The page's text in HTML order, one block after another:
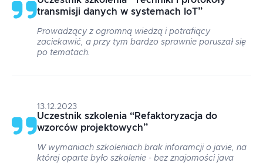
transmisji danych w systemach IoT”
Prowadzący z ogromną wiedzą i potrafiący
zaciekawić, a przy tym bardzo sprawnie poruszał się
po tematach.
13.12.2023
Uczestnik szkolenia “Refaktoryzacja do
wzorców projektowych”
W wymaniach szkoleniach brak inforamcji o javie, na
której oparte było szkolenie - bez znajomości java